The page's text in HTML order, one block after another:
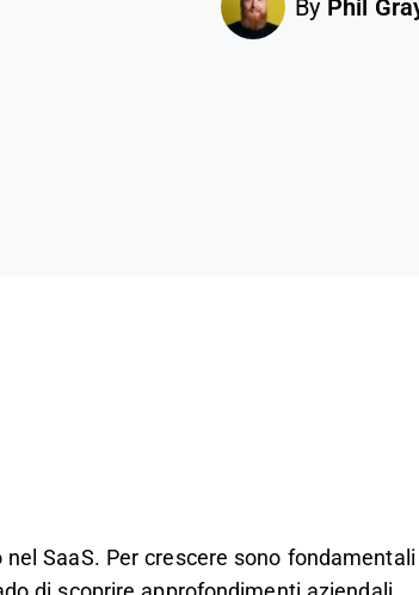
By Phil
nel SaaS. Per crescere sono